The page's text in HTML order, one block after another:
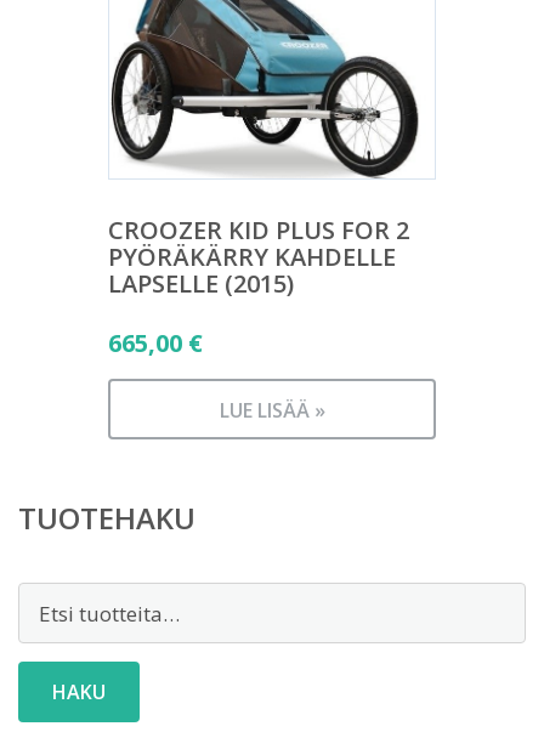
CROOZER KID PLUS FOR 2
PYÖRÄKÄRRY KAHDELLE
LAPSELLE (2015)
665,00 €
LUE LISÄÄ »
TUOTEHAKU
HAKU